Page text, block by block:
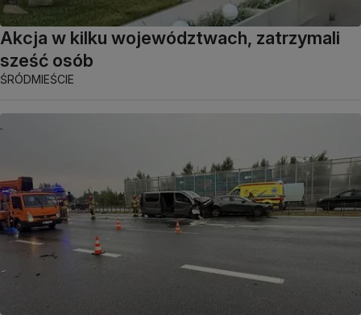
Akcja w kilku województwach, zatrzymali
sześć osób
ŚRÓDMIEŚCIE